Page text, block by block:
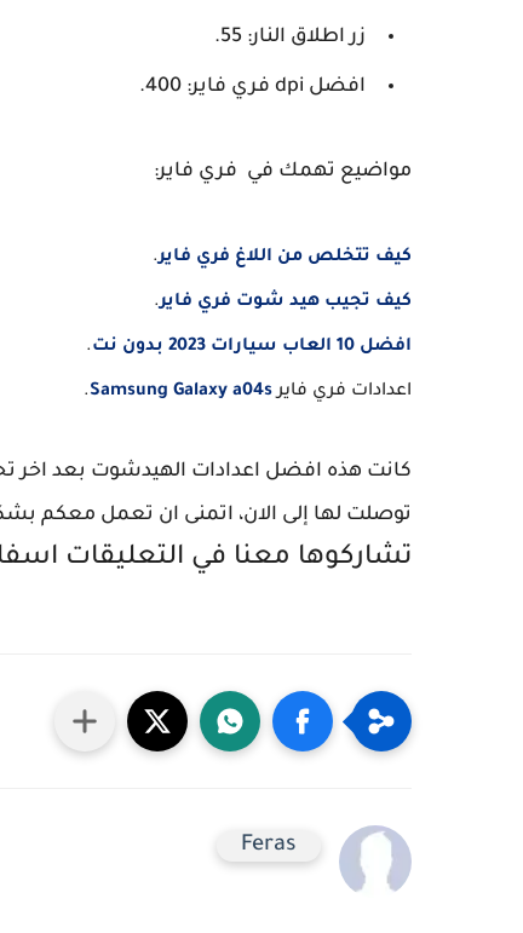
زر اطلاق النار: 55.
افضل dpi فري فاير: 400.
مواضيع تهمك في فري فاير:
كيف تتخلص من اللاغ فري فاير.
كيف تجيب هيد شوت فري فاير.
افضل 10 العاب سيارات 2023 بدون نت .
اعدادات فري فايرSamsung Galaxy a04s
.
توصلت لها إلى الان، اتمنى ان تعمل معكم
تشاركوها معنا في التعليقات
Feras